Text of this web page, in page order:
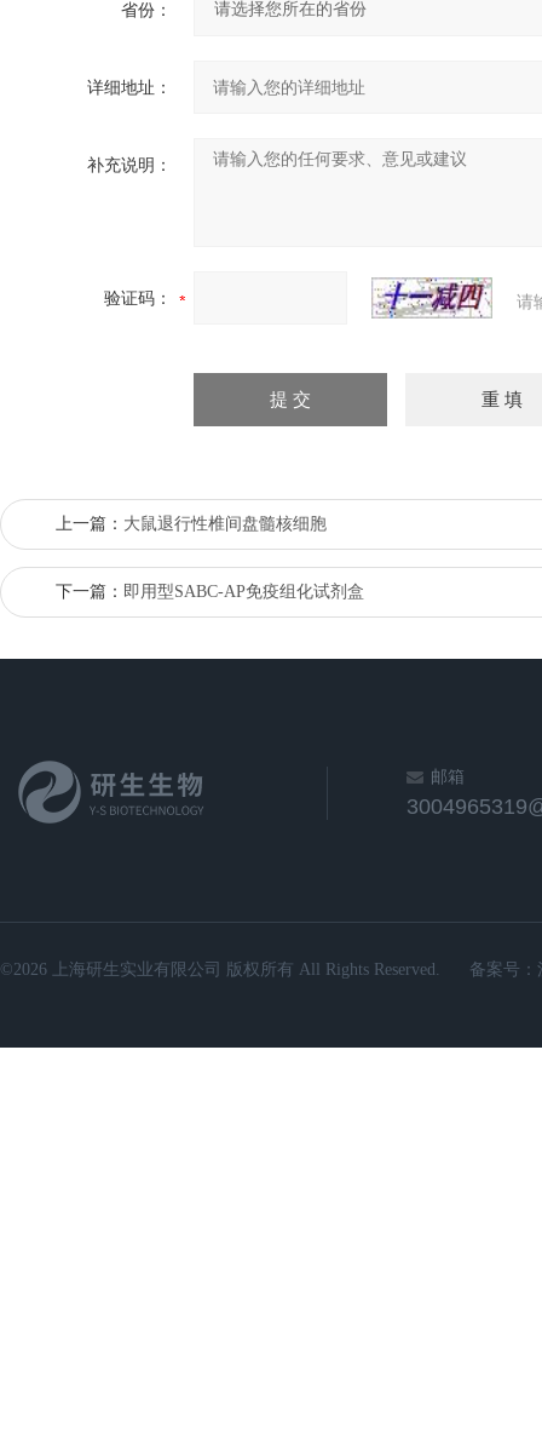
省份：
详细地址：
补充说明：
验证码： 请
上一篇： 大鼠退行性椎间盘髓核细胞
下一篇： 即用型SABC-AP免疫组化试剂盒
邮箱
©2026 上海研生实业有限公司 版权所有 All Rights Reserved. 备案号：